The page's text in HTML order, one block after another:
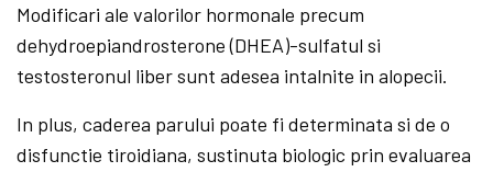
Modificari ale valorilor hormonale precum
dehydroepiandrosterone (DHEA)-sulfatul si
testosteronul liber sunt adesea intalnite in alopecii.
In plus, caderea parului poate fi determinata si de o
disfunctie tiroidiana, sustinuta biologic prin evaluarea